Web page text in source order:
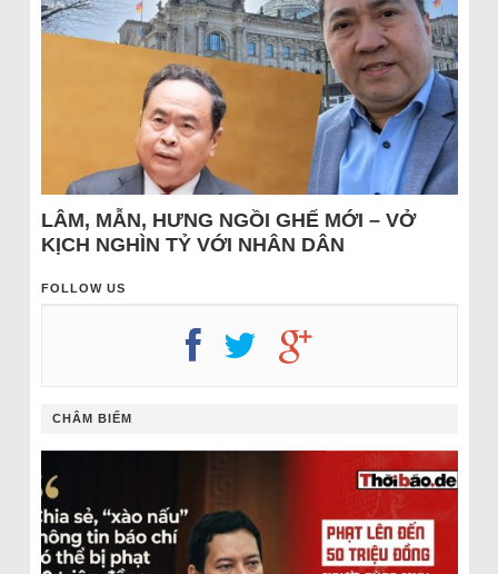
LÂM, MẪN, HƯNG NGỒI GHẾ MỚI – VỞ
KỊCH NGHÌN TỶ VỚI NHÂN DÂN
FOLLOW US
CHÂM BIẾM